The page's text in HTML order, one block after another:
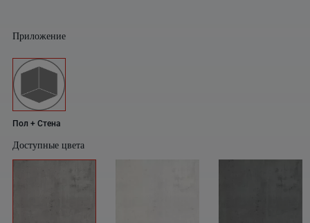
Приложение
Пол + Стена
Доступные цвета